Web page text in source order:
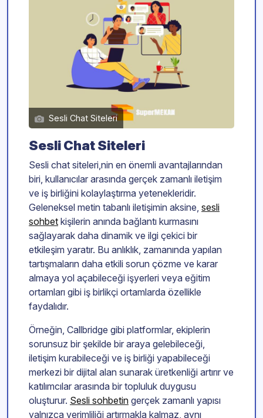
Sesli Chat Siteleri
Sesli Chat Siteleri
Sesli chat siteleri,nin en önemli avantajlarından
biri, kullanıcılar arasında gerçek zamanlı iletişim
ve iş birliğini kolaylaştırma yetenekleridir.
Geleneksel metin tabanlı iletişimin aksine, sesli
sohbet kişilerin anında bağlantı kurmasını
sağlayarak daha dinamik ve ilgi çekici bir
etkileşim yaratır. Bu anlıklık, zamanında yapılan
tartışmaların daha etkili sorun çözme ve karar
almaya yol açabileceği işyerleri veya eğitim
ortamları gibi iş birlikçi ortamlarda özellikle
faydalıdır.
Örneğin, Callbridge gibi platformlar, ekiplerin
sorunsuz bir şekilde bir araya gelebileceği,
iletişim kurabileceği ve iş birliği yapabileceği
merkezi bir dijital alan sunarak üretkenliği artırır ve
katılımcılar arasında bir topluluk duygusu
oluşturur. Sesli sohbetin gerçek zamanlı yapısı
yalnızca verimliliği artırmakla kalmaz, aynı